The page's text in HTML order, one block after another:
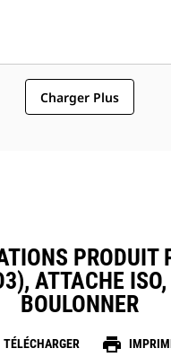
Charger Plus
PRODUIT
ATTACHE
BOULONNER
TÉLÉCHARGER print